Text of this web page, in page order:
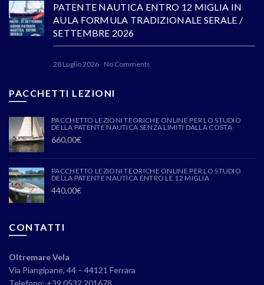
PATENTE NAUTICA ENTRO 12 MIGLIA IN
AULA FORMULA TRADIZIONALE SERALE /
SETTEMBRE 2026
28 Luglio 2026 No Comments
PACCHETTI LEZIONI
PACCHETTO LEZIONI TEORICHE ONLINE PER LO STUDIO
DELLA PATENTE NAUTICA SENZA LIMITI DALLA COSTA
660,00€
PACCHETTO LEZIONI TEORICHE ONLINE PER LO STUDIO
DELLA PATENTE NAUTICA ENTRO LE 12 MIGLIA
440,00€
CONTATTI
Oltremare Vela
Via Piangipane, 44 – 44121 Ferrara
Telefono: +39 0532 201678